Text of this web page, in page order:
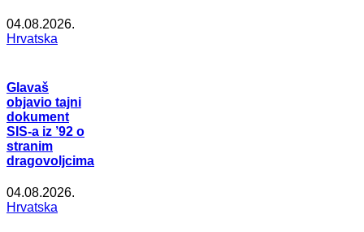
04.08.2026.
Hrvatska
Glavaš
objavio tajni
dokument
SIS-a iz ’92 o
stranim
dragovoljcima
04.08.2026.
Hrvatska